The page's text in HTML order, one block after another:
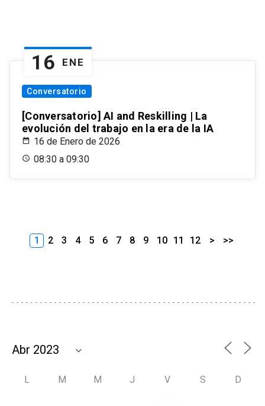
16 ENE
Conversatorio
[Conversatorio] AI and Reskilling | La
evolución del trabajo en la era de la IA
16 de Enero de 2026
08:30 a 09:30
1 2 3 4 5 6 7 8 9 10 11 12 > >>
L M M J V S D